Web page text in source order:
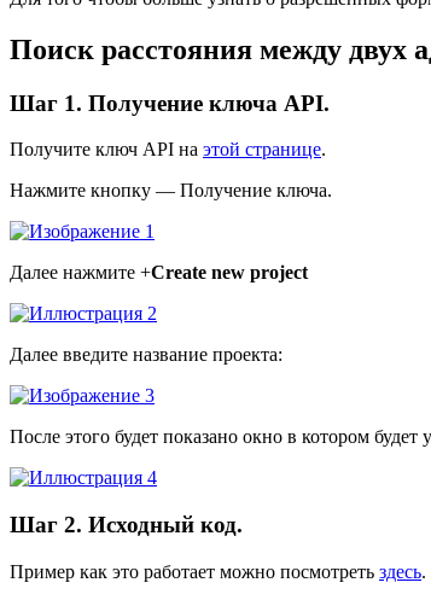
Поиск расстояния между двух
Шаг 1. Получение ключа API.
Получите ключ API на этой странице.
Нажмите кнопку — Получение ключа.
Далее нажмите +Create new project
Далее введите название проекта:
После этого будет показано окно в котором будет
Шаг 2. Исходный код.
Пример как это работает можно посмотреть здесь.